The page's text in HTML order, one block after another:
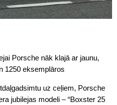
Porsche nāk klajā ar jaunu,
1250 eksemplāros
uz ceļiem, Porsche
jubilejas modeli – “Boxster 25